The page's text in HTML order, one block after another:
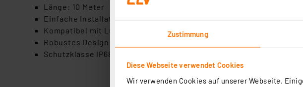
Zustimmung
Diese Webseite verwendet Cookies
Wir verwenden Cookies auf unserer Webseite.
Länge: 10 Meter
Einfache Installation
Kompatibel mit LunAqua Terra LED
Robustes Design
Schutzklasse IP68